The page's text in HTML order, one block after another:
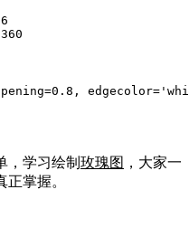
，学习绘制 玫瑰图 ，大家一
掌握。